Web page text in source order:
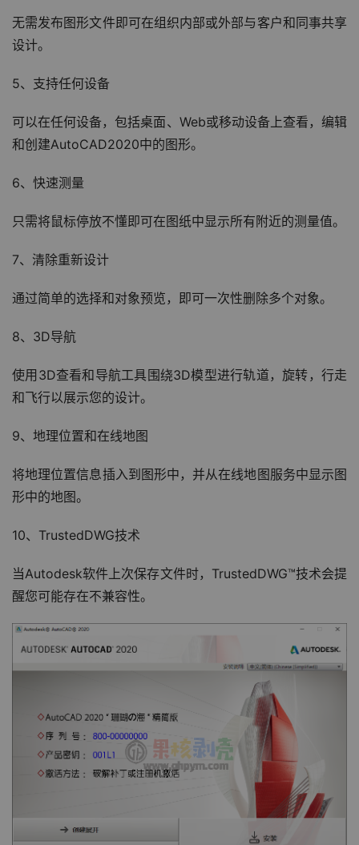
无需发布图形文件即可在组织内部或外部与客户和同事共享
设计。
5、支持任何设备
可以在任何设备，包括桌面、Web或移动设备上查看，编辑
和创建AutoCAD2020中的图形。
6、快速测量
只需将鼠标停放不懂即可在图纸中显示所有附近的测量值。
7、清除重新设计
通过简单的选择和对象预览，即可一次性删除多个对象。
8、3D导航
使用3D查看和导航工具围绕3D模型进行轨道，旋转，行走
和飞行以展示您的设计。
9、地理位置和在线地图
将地理位置信息插入到图形中，并从在线地图服务中显示图
形中的地图。
10、TrustedDWG技术
当Autodesk软件上次保存文件时，TrustedDWG™技术会提
醒您可能存在不兼容性。